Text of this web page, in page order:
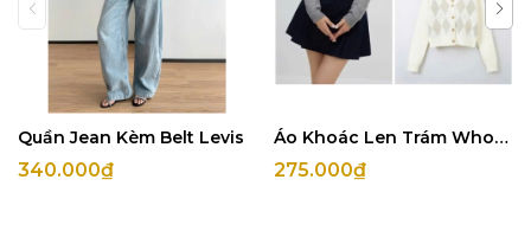
Quần Jean Kèm Belt Levis
340.000₫
Áo Khoác Len Trám Whoau
275.000₫